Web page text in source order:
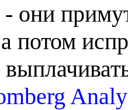
- они
потом